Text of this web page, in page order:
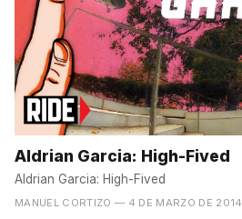
Aldrian Garcia: High-Fived
Aldrian Garcia: High-Fived
MANUEL CORTIZO — 4 DE MARZO DE 2014